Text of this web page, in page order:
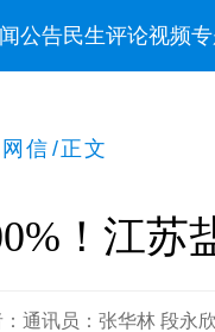
公告民生评论视频
信 /正文
！江苏
通讯员：张华林 段永